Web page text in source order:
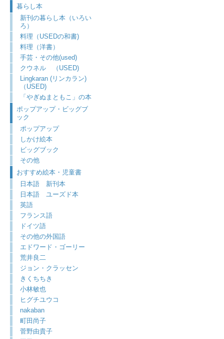
暮らし本
新刊の暮らし本（いろい
ろ）
料理（USEDの和書)
料理（洋書）
手芸・その他(used)
クウネル （USED)
Lingkaran (リンカラン)
（USED)
「やぎぬまともこ」の本
ポップアップ・ビッグブ
ック
ポップアップ
しかけ絵本
ビッグブック
その他
おすすめ絵本・児童書
日本語 新刊本
日本語 ユーズド本
英語
フランス語
ドイツ語
その他の外国語
エドワード・ゴーリー
荒井良二
ジョン・クラッセン
きくちちき
小林敏也
ヒグチユウコ
nakaban
町田尚子
菅野由貴子